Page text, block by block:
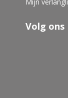
Volg ons